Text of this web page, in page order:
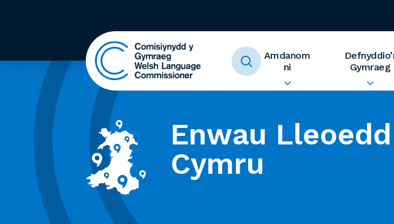
Amdanom
ni
Gymraeg
Enwau
Cymru